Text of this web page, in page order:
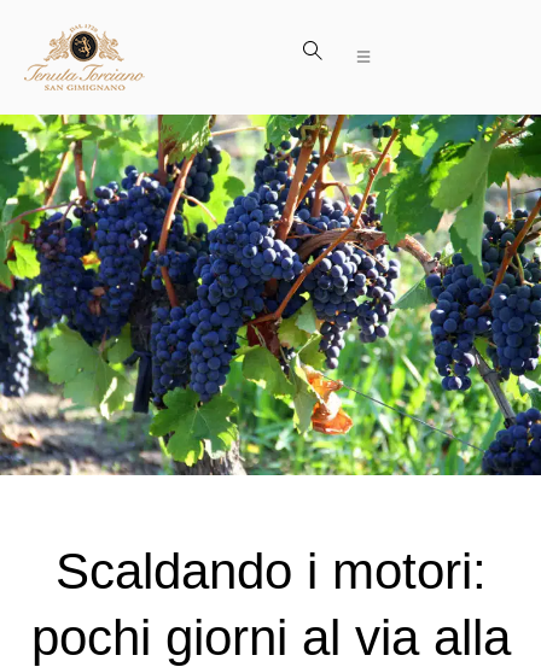
Scaldando i motori:
pochi giorni al via alla